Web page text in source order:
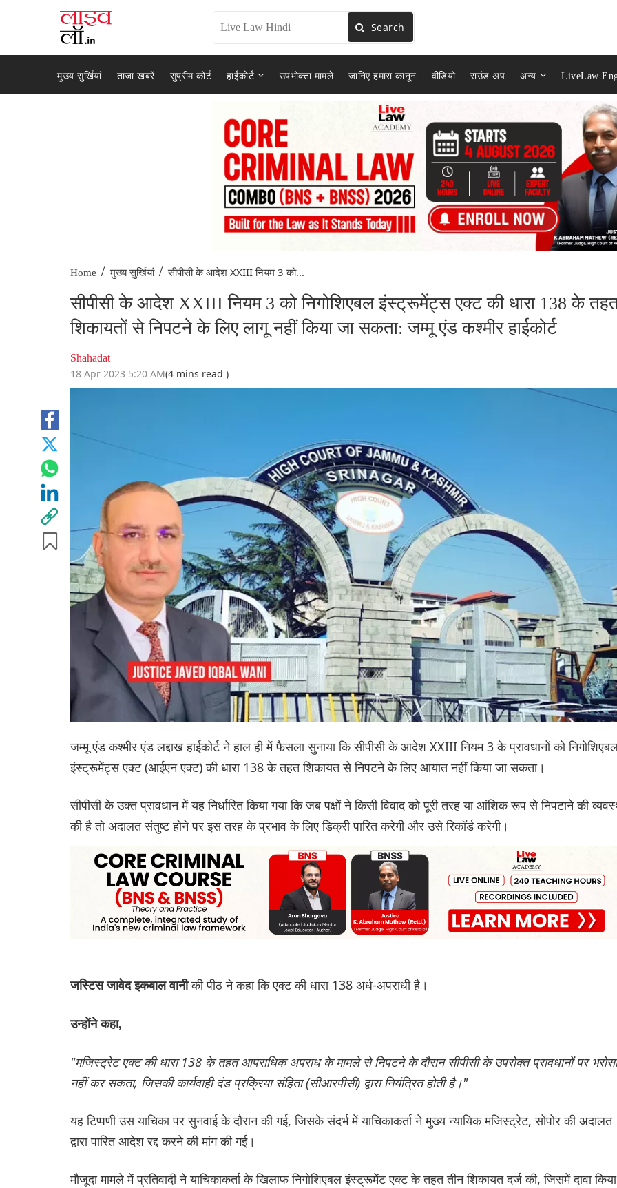
Search
मुख्य सुर्खियां ताजा खबरें सुप्रीम कोर्ट हाईकोर्ट उपभोक्ता मामले जानिए हमारा कानून वीडियो राउंड अप अन्य LiveLaw
Home / मुख्य सुर्खियां / सीपीसी के आदेश XXIII नियम 3 को...
सीपीसी के आदेश XXIII नियम 3 को निगोशिएबल इंस्ट्रूमेंट्स एक्ट की धारा 138 के
शिकायतों से निपटने के लिए लागू नहीं किया जा सकता: जम्मू एंड कश्मीर हाईकोर्ट
Shahadat
18 Apr 2023 5:20 AM(4 mins read )
जम्मू एंड कश्मीर एंड लद्दाख हाईकोर्ट ने हाल ही में फैसला सुनाया कि सीपीसी के आदेश XXIII नियम 3 के प्रावधानों को
इंस्ट्रूमेंट्स एक्ट (आईएन एक्ट) की धारा 138 के तहत शिकायत से निपटने के लिए आयात नहीं किया जा सकता।
सीपीसी के उक्त प्रावधान में यह निर्धारित किया गया कि जब पक्षों ने किसी विवाद को पूरी तरह या आंशिक रूप से निपटाने की
की है तो अदालत संतुष्ट होने पर इस तरह के प्रभाव के लिए डिक्री पारित करेगी और उसे रिकॉर्ड करेगी।
जस्टिस जावेद इकबाल वानीकी पीठ ने कहा कि एक्ट की धारा 138 अर्ध-अपराधी है।
उन्होंने कहा,
"मजिस्ट्रेट एक्ट की धारा 138 के तहत आपराधिक अपराध के मामले से निपटने के दौरान सीपीसी के उपरोक्त प्रावधानों पर भरोसा
नहीं कर सकता, जिसकी कार्यवाही दंड प्रक्रिया संहिता (सीआरपीसी) द्वारा नियंत्रित होती है।"
यह टिप्पणी उस याचिका पर सुनवाई के दौरान की गई, जिसके संदर्भ में याचिकाकर्ता ने मुख्य न्यायिक मजिस्ट्रेट, सोपोर की अदालत
द्वारा पारित आदेश रद्द करने की मांग की गई।
मौजूदा मामले में प्रतिवादी ने याचिकाकर्ता के खिलाफ निगोशिएबल इंस्ट्रूमेंट एक्ट के तहत तीन शिकायत दर्ज की, जिसमें दावा किया